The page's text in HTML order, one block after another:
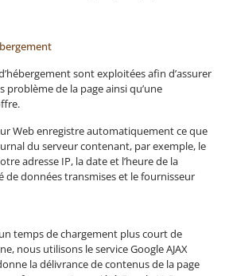
sont exploitées afin d’assurer
de la page ainsi qu’une
Web enregistre automatiquement ce que
du serveur contenant, par exemple, le
adresse IP, la date et l’heure de la
données transmises et le fournisseur
temps de chargement plus court de
nous utilisons le service Google AJAX
la délivrance de contenus de la page